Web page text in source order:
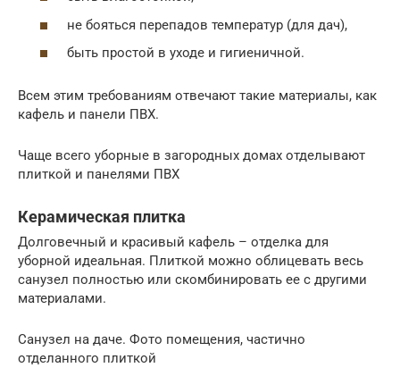
не бояться перепадов температур (для дач),
быть простой в уходе и гигиеничной.
Всем этим требованиям отвечают такие материалы, как
кафель и панели ПВХ.
Чаще всего уборные в загородных домах отделывают
плиткой и панелями ПВХ
Керамическая плитка
Долговечный и красивый кафель – отделка для
уборной идеальная. Плиткой можно облицевать весь
санузел полностью или скомбинировать ее с другими
материалами.
Санузел на даче. Фото помещения, частично
отделанного плиткой